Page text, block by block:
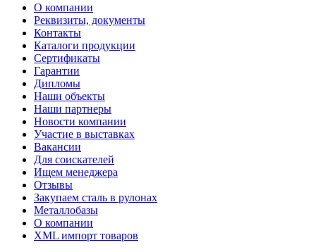
О компании
Реквизиты, документы
Контакты
Каталоги продукции
Сертификаты
Гарантии
Дипломы
Наши объекты
Наши партнеры
Новости компании
Участие в выставках
Вакансии
Для соискателей
Ищем менеджера
Отзывы
Закупаем сталь в рулонах
Металлобазы
О компании
XML импорт товаров